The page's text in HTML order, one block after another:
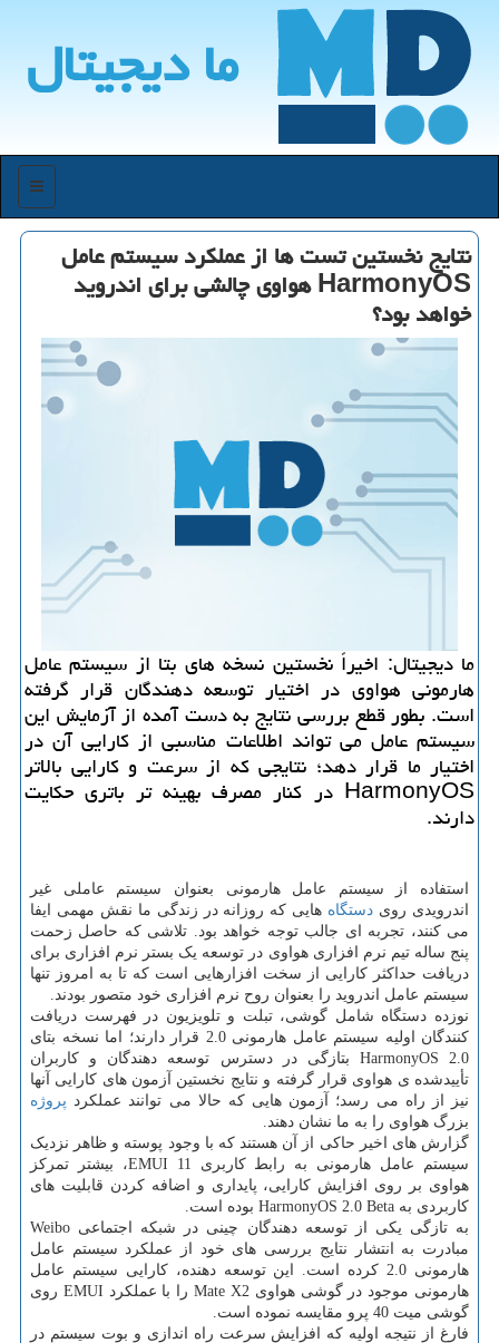
ما دیجیتال
منو
نتایج نخستین تست ها از عملكرد سیستم عامل
HarmonyOS هواوی چالشی برای اندروید
خواهد بود؟
ما دیجیتال: اخیراً نخستین نسخه های بتا از سیستم عامل
هارمونی هواوی در اختیار توسعه دهندگان قرار گرفته
است. بطور قطع بررسی نتایج به دست آمده از آزمایش این
سیستم عامل می تواند اطلاعات مناسبی از کارایی آن در
اختیار ما قرار دهد؛ نتایجی که از سرعت و کارایی بالاتر
HarmonyOS در کنار مصرف بهینه تر باتری حکایت
دارند.
استفاده از سیستم عامل هارمونی بعنوان سیستم عاملی غیر
اندرویدی روی دستگاه هایی که روزانه در زندگی ما نقش مهمی ایفا
می کنند، تجربه ای جالب توجه خواهد بود. تلاشی که حاصل زحمت
پنج ساله تیم نرم افزاری هواوی در توسعه یک بستر نرم افزاری برای
دریافت حداکثر کارایی از سخت افزارهایی است که تا به امروز تنها
سیستم عامل اندروید را بعنوان روح نرم افزاری خود متصور بودند.
نوزده دستگاه شامل گوشی، تبلت و تلویزیون در فهرست دریافت
کنندگان اولیه سیستم عامل هارمونی 2.0 قرار دارند؛ اما نسخه بتای
HarmonyOS 2.0 بتازگی در دسترس توسعه دهندگان و کاربران
تأییدشده ی هواوی قرار گرفته و نتایج نخستین آزمون های کارایی آنها
نیز از راه می رسد؛ آزمون هایی که حالا می توانند عملکرد پروژه
بزرگ هواوی را به ما نشان دهند.
گزارش های اخیر حاکی از آن هستند که با وجود پوسته و ظاهر نزدیک
سیستم عامل هارمونی به رابط کاربری EMUI 11، بیشتر تمرکز
هواوی بر روی افزایش کارایی، پایداری و اضافه کردن قابلیت های
کاربردی به HarmonyOS 2.0 Beta بوده است.
به تازگی یکی از توسعه دهندگان چینی در شبکه اجتماعی Weibo
مبادرت به انتشار نتایج بررسی های خود از عملکرد سیستم عامل
هارمونی 2.0 کرده است. این توسعه دهنده، کارایی سیستم عامل
هارمونی موجود در گوشی هواوی Mate X2 را با عملکرد EMUI روی
گوشی میت 40 پرو مقایسه نموده است.
فارغ از نتیجه اولیه که افزایش سرعت راه اندازی و بوت سیستم در